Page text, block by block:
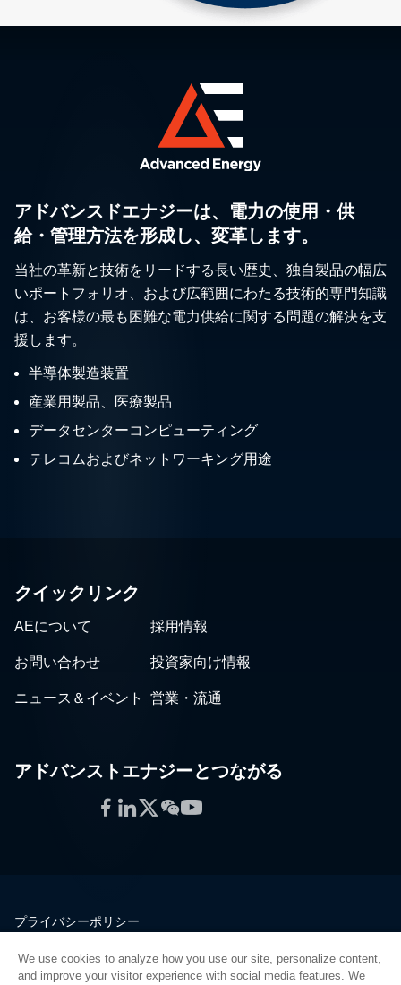
アドバンスドエナジーは、電力の使用・供
給・管理方法を形成し、変革します。
当社の革新と技術をリードする長い歴史、独自製品の幅広
いポートフォリオ、および広範囲にわたる技術的専門知識
は、お客様の最も困難な電力供給に関する問題の解決を支
援します。
半導体製造装置
産業用製品、医療製品
データセンターコンピューティング
テレコムおよびネットワーキング用途
クイックリンク
AEについて 採用情報
お問い合わせ 投資家向け情報
ニュース＆イベント 営業・流通
アドバンストエナジーとつながる
Facebook
LinkedIn
Twitter
WeChat
YouTube
プライバシーポリシー
品質
We use cookies to analyze how you use our site, personalize content,
and improve your visitor experience with social media features. We